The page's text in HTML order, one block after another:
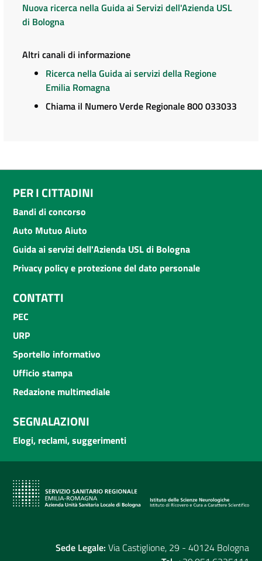
Nuova ricerca nella Guida ai Servizi dell'Azienda USL
di Bologna
Altri canali di informazione
Ricerca nella Guida ai servizi della Regione
Emilia Romagna
Chiama il Numero Verde Regionale 800 033033
PER I CITTADINI
Bandi di concorso
Auto Mutuo Aiuto
Guida ai servizi dell'Azienda USL di Bologna
Privacy policy e protezione del dato personale
CONTATTI
PEC
URP
Sportello informativo
Ufficio stampa
Redazione multimediale
SEGNALAZIONI
Elogi, reclami, suggerimenti
Sede Legale: Via Castiglione, 29 - 40124 Bologna